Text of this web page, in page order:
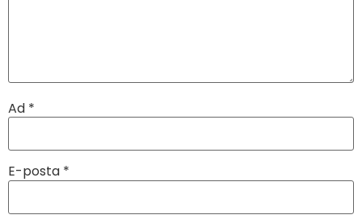
Ad *
E-posta *